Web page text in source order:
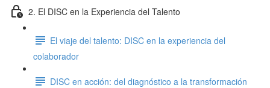
2. El DISC en la Experiencia del Talento
El viaje del talento: DISC en la experiencia del
colaborador
DISC en acción: del diagnóstico a la transformación